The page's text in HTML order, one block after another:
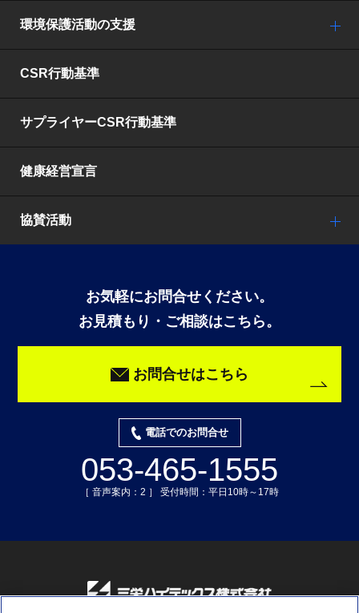
環境保護活動の支援
CSR行動基準
サプライヤーCSR行動基準
健康経営宣言
協賛活動
お気軽にお問合せください。
お見積もり・ご相談はこちら。
お問合せはこちら
電話でのお問合せ
053-465-1555
［ 音声案内：2 ］ 受付時間：平日10時～17時